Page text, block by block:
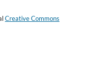
Creative Commons